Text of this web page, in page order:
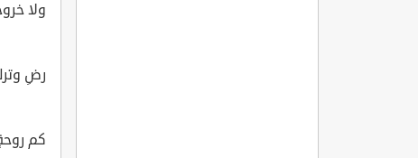
ولا
رضِ
كم